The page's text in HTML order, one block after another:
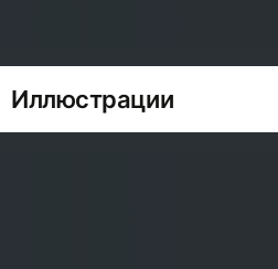
Иллюстрации